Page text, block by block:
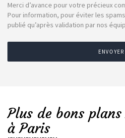
Merci d’avance pour votre précieux
Pour information, pour éviter les
publié qu’après validation par nos
ENVOYER
Plus de bons
à Paris